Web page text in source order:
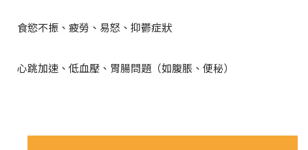
食慾不振、疲勞、易怒、抑鬱症狀
心跳加速、低血壓、胃腸問題（如腹脹、便秘）